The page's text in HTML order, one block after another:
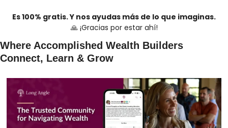
Es 100% gratis. Y nos ayudas más de lo que imaginas.
🙏 ¡Gracias por estar ahí!
Where Accomplished Wealth Builders
Connect, Learn & Grow